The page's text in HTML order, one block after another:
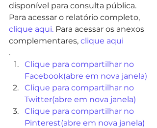
disponível para consulta pública.
Para acessar o relatório completo,
clique aqui. Para acessar os anexos
complementares, clique aqui
.
Clique para compartilhar no
Facebook(abre em nova janela)
Clique para compartilhar no
Twitter(abre em nova janela)
Clique para compartilhar no
Pinterest(abre em nova janela)